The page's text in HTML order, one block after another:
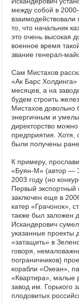
между собой в
взаимодействовали
то, что начальник
это очень высокая
военное время
звание генерал-
Сам Мистахов
«Ак Барс
месяцев, а на
будем строить
Мистахов довольно
энергичным и
директорство
предприятия. Хотя,
были получены
К примеру,
«Буян-М» (автор —
2003 году (но
Первый экспортный
заключен еще в
катер «Грачонок»,
также был заложен
Искандерович
указанные проекты
«затащить» в
говоря,
пограничников)
корабли «Океан»,
«Квартира», малые
завод им. Горького
плодовитых